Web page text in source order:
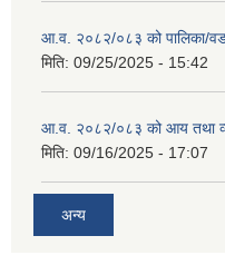
आ.व. २०८२/०८३ को पालिका/
मिति: 09/25/2025 - 15:42
आ.व. २०८२/०८३ को आय तथा
मिति: 09/16/2025 - 17:07
अन्य